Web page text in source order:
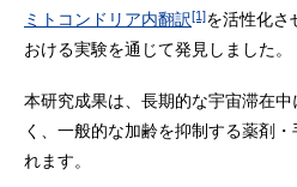
ミトコンドリア内翻訳[1]を活性化さ
おける実験を通じて発見しました。
本研究成果は、長期的な宇宙滞在
く、一般的な加齢を抑制する薬剤
れます。